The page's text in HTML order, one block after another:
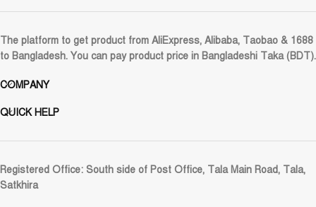
The platform to get product from AliExpress, Alibaba, Taobao & 1688
to Bangladesh. You can pay product price in Bangladeshi Taka (BDT).
COMPANY
QUICK HELP
Registered Office: South side of Post Office, Tala Main Road, Tala,
Satkhira